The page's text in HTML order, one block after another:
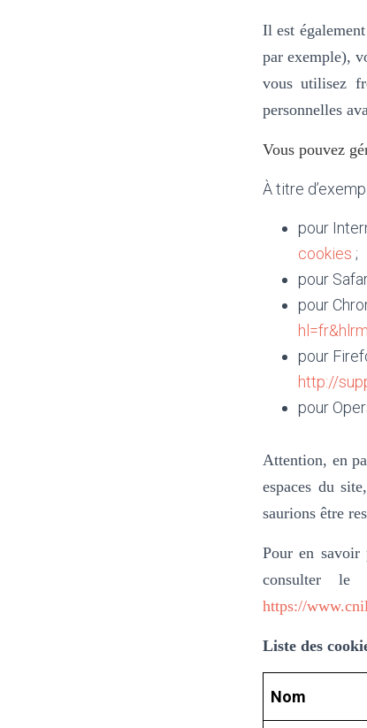
Il est
par exemple),
vous utilisez
personnelles
Vous pouvez
À titre
pour
cookies ;
pour
pour
pour
http://
pour
Attention, en
espaces du
saurions être
Pour en savoir
consulter le
https://
Liste des
Nom